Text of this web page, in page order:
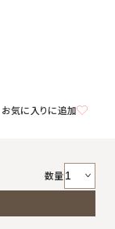
ルについて
お気に入りに追加
数量